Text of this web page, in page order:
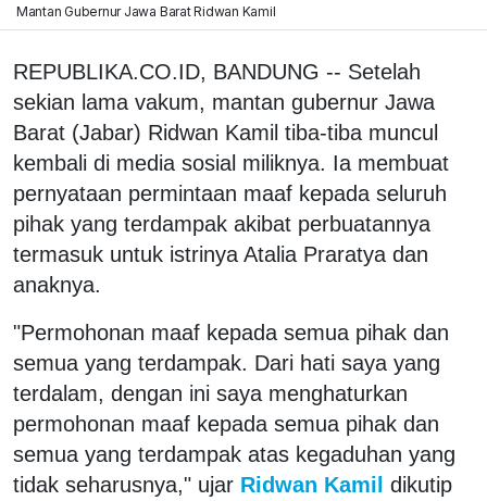
Mantan Gubernur Jawa Barat Ridwan Kamil
REPUBLIKA.CO.ID, BANDUNG -- Setelah
sekian lama vakum, mantan gubernur Jawa
Barat (Jabar) Ridwan Kamil tiba-tiba muncul
kembali di media sosial miliknya. Ia membuat
pernyataan permintaan maaf kepada seluruh
pihak yang terdampak akibat perbuatannya
termasuk untuk istrinya Atalia Praratya dan
anaknya.
"Permohonan maaf kepada semua pihak dan
semua yang terdampak. Dari hati saya yang
terdalam, dengan ini saya menghaturkan
permohonan maaf kepada semua pihak dan
semua yang terdampak atas kegaduhan yang
tidak seharusnya," ujar Ridwan Kamil dikutip